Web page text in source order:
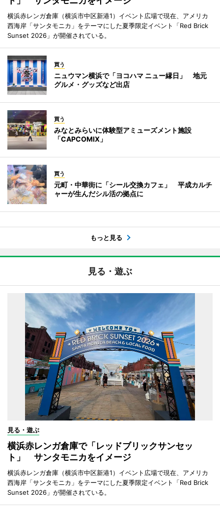
横浜赤レンガ倉庫（横浜市中区新港1）イベント広場で現在、アメリカ
西海岸「サンタモニカ」をテーマにした夏季限定イベント「Red Brick
Sunset 2026」が開催されている。
買う
ニュウマン横浜で「ヨコハマ ニュー縁日」 地元
グルメ・グッズなど出店
買う
みなとみらいに体験型アミューズメント施設
「CAPCOMIX」
買う
元町・中華街に「シール交換カフェ」 平成カルチ
ャーが生んだシル活の拠点に
もっと見る
見る・遊ぶ
見る・遊ぶ
横浜赤レンガ倉庫で「レッドブリックサンセッ
ト」 サンタモニカをイメージ
横浜赤レンガ倉庫（横浜市中区新港1）イベント広場で現在、アメリカ
西海岸「サンタモニカ」をテーマにした夏季限定イベント「Red Brick
Sunset 2026」が開催されている。